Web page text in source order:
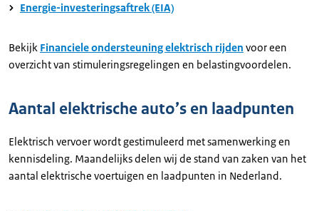
Energie-investeringsaftrek (EIA)
Bekijk Financiele ondersteuning elektrisch rijden voor een
overzicht van stimuleringsregelingen en belastingvoordelen.
Aantal elektrische auto’s en laadpunten
Elektrisch vervoer wordt gestimuleerd met samenwerking en
kennisdeling. Maandelijks delen wij de stand van zaken van het
aantal elektrische voertuigen en laadpunten in Nederland.